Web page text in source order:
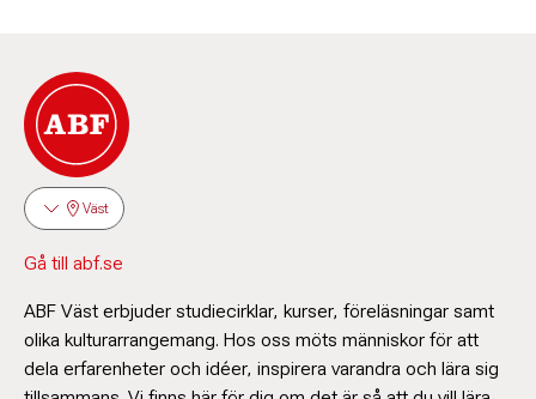
Väst
Gå till abf.se
ABF Väst erbjuder studiecirklar, kurser, föreläsningar samt
olika kulturarrangemang. Hos oss möts människor för att
dela erfarenheter och idéer, inspirera varandra och lära sig